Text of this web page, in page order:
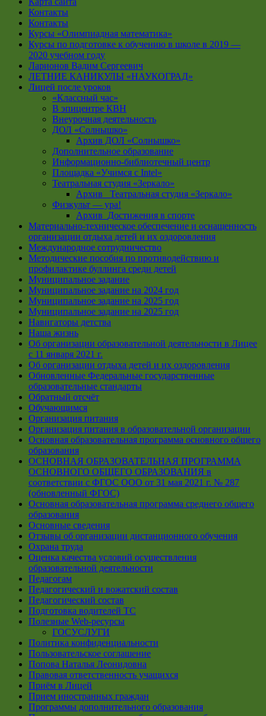
Контакты
Контакты
Курсы «Олимпиадная математика»
Курсы по подготовке к обучению в школе в 2019 —
2020 учебном году
Ларионов Вадим Сергеевич
ЛЕТНИЕ КАНИКУЛЫ «НАУКОГРАД»
Лицей после уроков
«Классный час»
В эпицентре КВН
Внеурочная деятельность
ДОЛ «Солнышко»
Архив ДОЛ «Солнышко»
Дополнительное образование
Информационно-библиотечный центр
Площадка «Учимся с Intel»
Театральная студия «Зеркало»
Архив _Театральная студия «Зеркало»
Физкульт — ура!
Архив_Достижения в спорте
Материально-техническое обеспечение и оснащенность
организации отдыха детей и их оздоровления
Международное сотрудничество
Методические пособия по противодействию и
профилактике буллинга среди детей
Муниципальное задание
Муниципальное задание на 2024 год
Муниципальное задание на 2025 год
Муниципальное задание на 2025 год
Навигаторы детства
Наша жизнь
Об организации образовательной деятельности в Лицее
с 11 января 2021 г.
Об организации отдыха детей и их оздоровления
Обновленные Федеральные государственные
образовательные стандарты
Обратный отсчёт
Обучающимся
Организация питания
Организация питания в образовательной организации
Основная образовательная программа основного общего
образования
ОСНОВНАЯ ОБРАЗОВАТЕЛЬНАЯ ПРОГРАММА
ОСНОВНОГО ОБЩЕГО ОБРАЗОВАНИЯ в
соответствии с ФГОС ООО от 31 мая 2021 г. № 287
(обновленный ФГОС)
Основная образовательная программа среднего общего
образования
Основные сведения
Отзывы об организации дистанционного обучения
Охрана труда
Оценка качества условий осуществления
образовательной деятельности
Педагогам
Педагогический и вожатский состав
Педагогический состав
Подготовка водителей ТС
Полезные Web-ресурсы
ГОСУСЛУГИ
Политика конфиденциальности
Пользовательское соглашение
Попова Наталья Леонидовна
Правовая ответственность учащихся
Приём в Лицей
Прием иностранных граждан
Программы дополнительного образования